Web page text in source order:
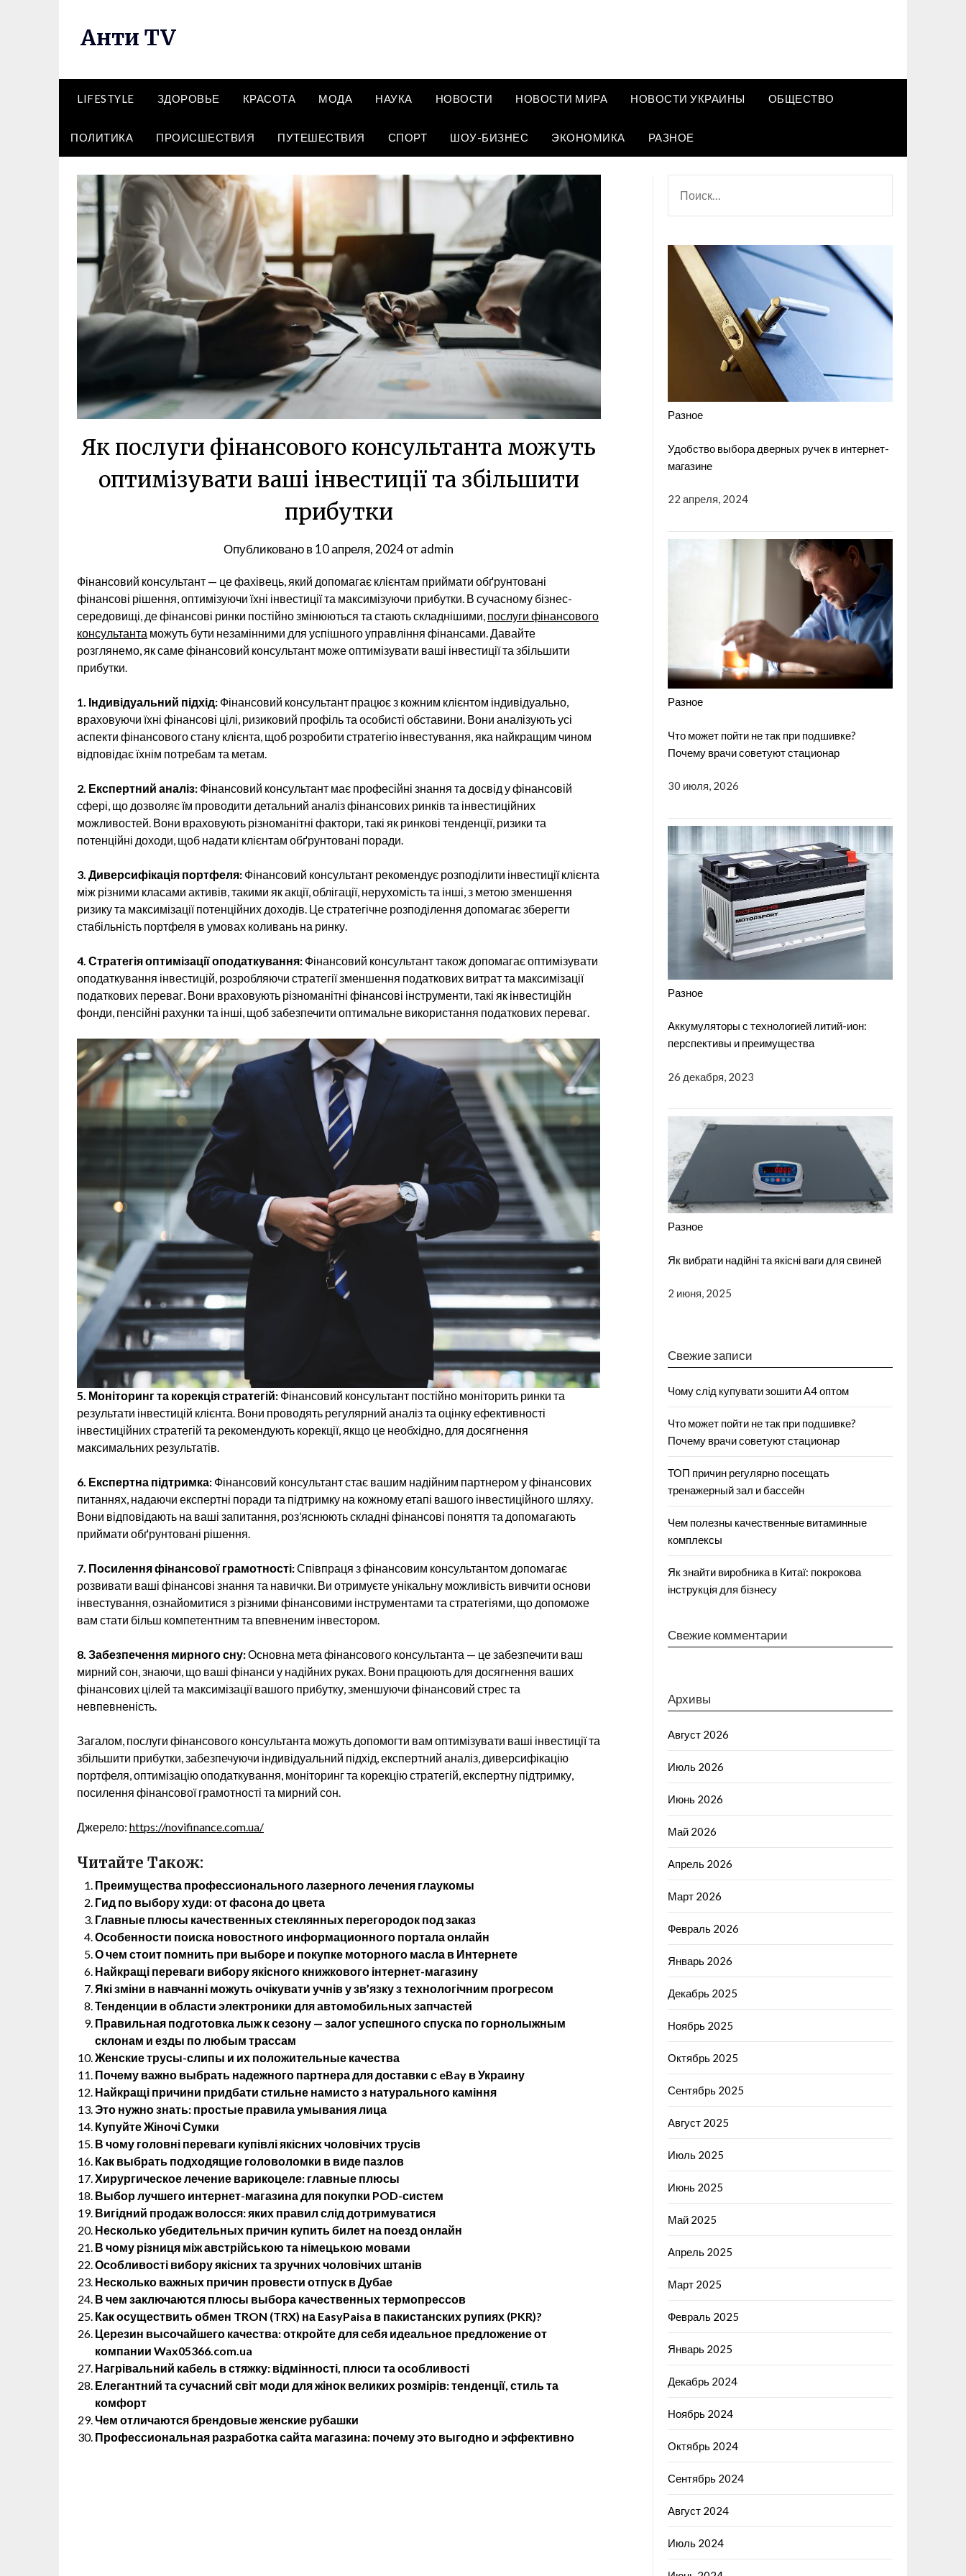
Анти TV
LIFESTYLE ЗДОРОВЬЕ КРАСОТА МОДА НАУКА НОВОСТИ НОВОСТИ МИРА НОВОСТИ УКРАИНЫ ОБЩЕСТВО
ПОЛИТИКА ПРОИСШЕСТВИЯ ПУТЕШЕСТВИЯ СПОРТ ШОУ-БИЗНЕС ЭКОНОМИКА РАЗНОЕ
Як послуги фінансового консультанта можуть
оптимізувати ваші інвестиції та збільшити
прибутки
Опубликовано в10 апреля, 2024отadmin
Фінансовий консультант — це фахівець, який допомагає клієнтам приймати обґрунтовані
фінансові рішення, оптимізуючи їхні інвестиції та максимізуючи прибутки. В сучасному бізнес-
середовищі, де фінансові ринки постійно змінюються та стають складнішими, послуги фінансового
консультанта можуть бути незамінними для успішного управління фінансами. Давайте
розглянемо, як саме фінансовий консультант може оптимізувати ваші інвестиції та збільшити
прибутки.
1. Індивідуальний підхід: Фінансовий консультант працює з кожним клієнтом індивідуально,
враховуючи їхні фінансові цілі, ризиковий профіль та особисті обставини. Вони аналізують усі
аспекти фінансового стану клієнта, щоб розробити стратегію інвестування, яка найкращим чином
відповідає їхнім потребам та метам.
2. Експертний аналіз: Фінансовий консультант має професійні знання та досвід у фінансовій
сфері, що дозволяє їм проводити детальний аналіз фінансових ринків та інвестиційних
можливостей. Вони враховують різноманітні фактори, такі як ринкові тенденції, ризики та
потенційні доходи, щоб надати клієнтам обґрунтовані поради.
3. Диверсифікація портфеля: Фінансовий консультант рекомендує розподілити інвестиції клієнта
між різними класами активів, такими як акції, облігації, нерухомість та інші, з метою зменшення
ризику та максимізації потенційних доходів. Це стратегічне розподілення допомагає зберегти
стабільність портфеля в умовах коливань на ринку.
4. Стратегія оптимізації оподаткування: Фінансовий консультант також допомагає оптимізувати
оподаткування інвестицій, розробляючи стратегії зменшення податкових витрат та максимізації
податкових переваг. Вони враховують різноманітні фінансові інструменти, такі як інвестиційн
фонди, пенсійні рахунки та інші, щоб забезпечити оптимальне використання податкових переваг.
5. Моніторинг та корекція стратегій: Фінансовий консультант постійно моніторить ринки та
результати інвестицій клієнта. Вони проводять регулярний аналіз та оцінку ефективності
інвестиційних стратегій та рекомендують корекції, якщо це необхідно, для досягнення
максимальних результатів.
6. Експертна підтримка: Фінансовий консультант стає вашим надійним партнером у фінансових
питаннях, надаючи експертні поради та підтримку на кожному етапі вашого інвестиційного шляху.
Вони відповідають на ваші запитання, роз’яснюють складні фінансові поняття та допомагають
приймати обґрунтовані рішення.
7. Посилення фінансової грамотності:Співпраця з фінансовим консультантом допомагає
розвивати ваші фінансові знання та навички. Ви отримуєте унікальну можливість вивчити основи
інвестування, ознайомитися з різними фінансовими інструментами та стратегіями, що допоможе
вам стати більш компетентним та впевненим інвестором.
8. Забезпечення мирного сну:Основна мета фінансового консультанта — це забезпечити ваш
мирний сон, знаючи, що ваші фінанси у надійних руках. Вони працюють для досягнення ваших
фінансових цілей та максимізації вашого прибутку, зменшуючи фінансовий стрес та
невпевненість.
Загалом, послуги фінансового консультанта можуть допомогти вам оптимізувати ваші інвестиції та
збільшити прибутки, забезпечуючи індивідуальний підхід, експертний аналіз, диверсифікацію
портфеля, оптимізацію оподаткування, моніторинг та корекцію стратегій, експертну підтримку,
посилення фінансової грамотності та мирний сон.
Джерело: https://novifinance.com.ua/
Читайте Також:
Преимущества профессионального лазерного лечения глаукомы
Гид по выбору худи: от фасона до цвета
Главные плюсы качественных стеклянных перегородок под заказ
Особенности поиска новостного информационного портала онлайн
О чем стоит помнить при выборе и покупке моторного масла в Интернете
Найкращі переваги вибору якісного книжкового інтернет-магазину
Які зміни в навчанні можуть очікувати учнів у зв’язку з технологічним прогресом
Тенденции в области электроники для автомобильных запчастей
Правильная подготовка лыж к сезону — залог успешного спуска по горнолыжным
склонам и езды по любым трассам
Женские трусы-слипы и их положительные качества
Почему важно выбрать надежного партнера для доставки с eBay в Украину
Найкращі причини придбати стильне намисто з натурального каміння
Это нужно знать: простые правила умывания лица
Купуйте Жіночі Сумки
В чому головні переваги купівлі якісних чоловічих трусів
Как выбрать подходящие головоломки в виде пазлов
Хирургическое лечение варикоцеле: главные плюсы
Выбор лучшего интернет-магазина для покупки POD-систем
Вигідний продаж волосся: яких правил слід дотримуватися
Несколько убедительных причин купить билет на поезд онлайн
В чому різниця між австрійською та німецькою мовами
Особливості вибору якісних та зручних чоловічих штанів
Несколько важных причин провести отпуск в Дубае
В чем заключаются плюсы выбора качественных термопрессов
Как осуществить обмен TRON (TRX) на EasyPaisa в пакистанских рупиях (PKR)?
Церезин высочайшего качества: откройте для себя идеальное предложение от
компании Wax05366.com.ua
Нагрівальний кабель в стяжку: відмінності, плюси та особливості
Елегантний та сучасний світ моди для жінок великих розмірів: тенденції, стиль та
комфорт
Чем отличаются брендовые женские рубашки
Профессиональная разработка сайта магазина: почему это выгодно и эффективно
Разное
Удобство выбора дверных ручек в интернет-
магазине
22 апреля, 2024
Разное
Что может пойти не так при подшивке?
Почему врачи советуют стационар
30 июля, 2026
Разное
Аккумуляторы с технологией литий-ион:
перспективы и преимущества
26 декабря, 2023
Разное
Як вибрати надійні та якісні ваги для свиней
2 июня, 2025
Свежие записи
Чому слід купувати зошити А4 оптом
Что может пойти не так при подшивке?
Почему врачи советуют стационар
ТОП причин регулярно посещать
тренажерный зал и бассейн
Чем полезны качественные витаминные
комплексы
Як знайти виробника в Китаї: покрокова
інструкція для бізнесу
Свежие комментарии
Архивы
Август 2026
Июль 2026
Июнь 2026
Май 2026
Апрель 2026
Март 2026
Февраль 2026
Январь 2026
Декабрь 2025
Ноябрь 2025
Октябрь 2025
Сентябрь 2025
Август 2025
Июль 2025
Июнь 2025
Май 2025
Апрель 2025
Март 2025
Февраль 2025
Январь 2025
Декабрь 2024
Ноябрь 2024
Октябрь 2024
Сентябрь 2024
Август 2024
Июль 2024